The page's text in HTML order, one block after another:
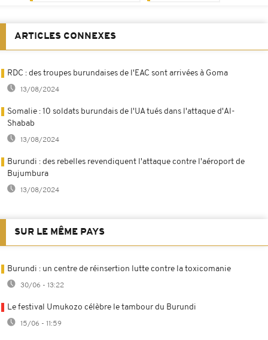
ARTICLES CONNEXES
RDC : des troupes burundaises de l'EAC sont arrivées à Goma
13/08/2024
Somalie : 10 soldats burundais de l'UA tués dans l'attaque d'Al-
Shabab
13/08/2024
Burundi : des rebelles revendiquent l'attaque contre l'aéroport de
Bujumbura
13/08/2024
SUR LE MÊME PAYS
Burundi : un centre de réinsertion lutte contre la toxicomanie
30/06 - 13:22
Le festival Umukozo célèbre le tambour du Burundi
15/06 - 11:59